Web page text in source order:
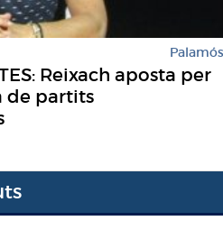
Palamós
Reixach aposta per
de partits